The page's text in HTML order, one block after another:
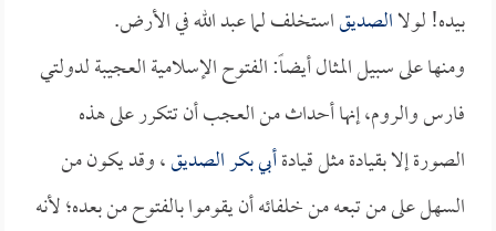
بيده! لولاالصديقاستخلف لما عبد الله في الأرض.
ومنها على سبيل المثال أيضاً: الفتوح الإسلامية العجيبة لدولتي
فارس والروم، إنها أحداث من العجب أن تتكرر على هذه
الصورة إلا بقيادة مثل قيادةأبي بكر الصديق، وقد يكون من
السهل على من تبعه من خلفائه أن يقوموا بالفتوح من بعده؛ لأنه